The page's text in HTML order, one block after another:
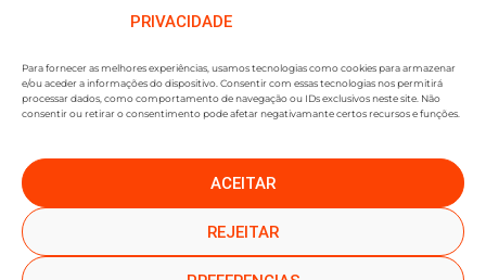
PRIVACIDADE
Para fornecer as melhores experiências, usamos tecnologias como cookies para armazenar
e/ou aceder a informações do dispositivo. Consentir com essas tecnologias nos permitirá
processar dados, como comportamento de navegação ou IDs exclusivos neste site. Não
consentir ou retirar o consentimento pode afetar negativamante certos recursos e funções.
ACEITAR
REJEITAR
●SUBSCREVER NEWSLETTER●